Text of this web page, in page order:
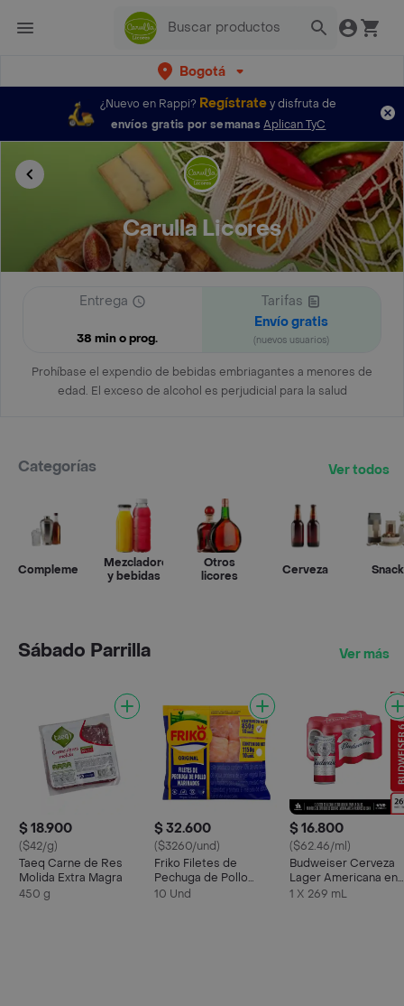
Bogotá
¿Nuevo en Rappi? Regístratey disfruta de
envíos gratis por semanas Aplican TyC
Carulla Licores
Entrega
38 min o prog.
Tarifas
Envío gratis
(nuevos usuarios)
Prohíbase el expendio de bebidas embriagantes a menores de
edad. El exceso de alcohol es perjudicial para la salud
Categorías Ver todos
Complementos
Mezcladores
y bebidas
Otros
licores
Cerveza
Sábado Parrilla Ver más
$ 18.900
($42/g)
Taeq Carne de Res
Molida Extra Magra
450 g
$ 32.600
($3260/und)
Friko Filetes de
Pechuga de Pollo
Marinados
10 Und
$ 16.800
($62.46/ml)
Budweiser Cerveza
Lager Americana en
Lata
1 X 269 mL